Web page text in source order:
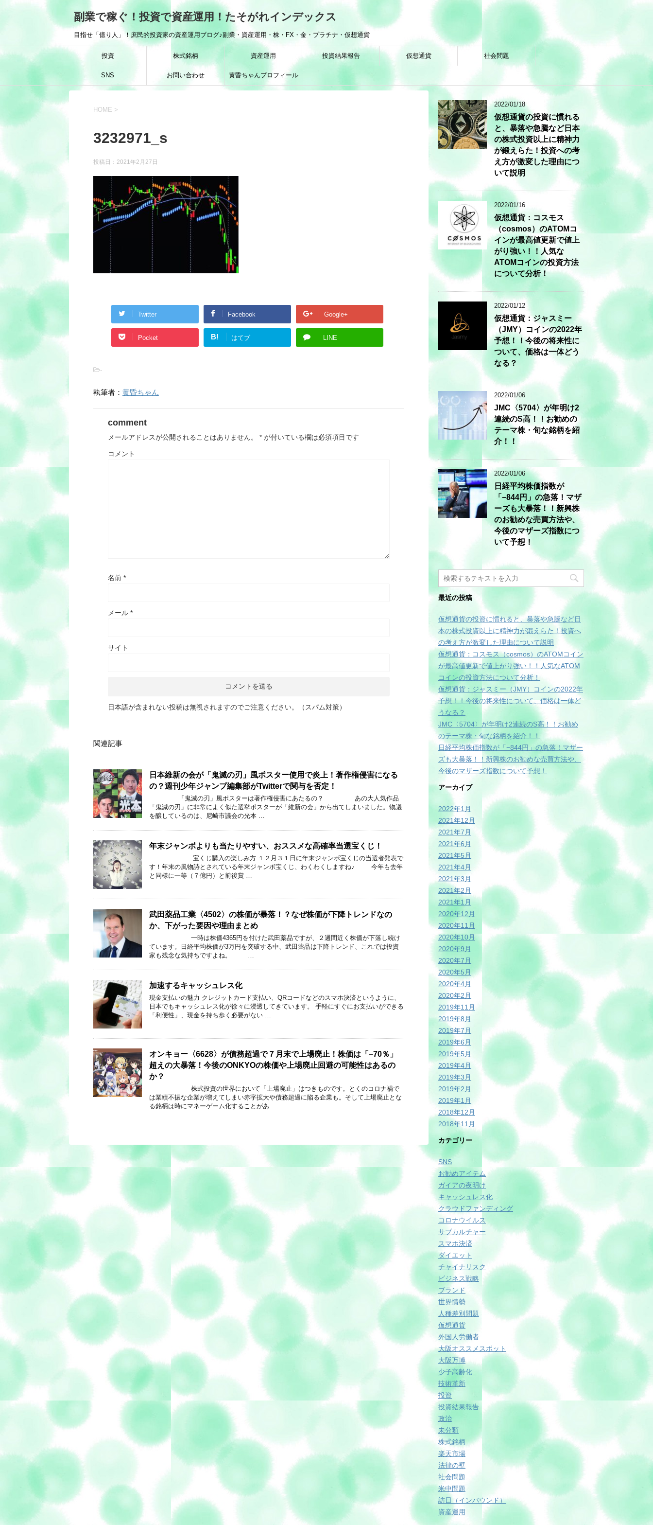
副業で稼ぐ！投資で資産運用！たそがれインデックス
目指せ「億り人」！庶民的投資家の資産運用ブログ♪副業・資産運用・株・FX・金・プラチナ・仮想通貨
投資 株式銘柄 資産運用 投資結果報告 仮想通貨 社会問題
SNS お問い合わせ 黄昏ちゃんプロフィール
HOME >
3232971_s
投稿日： 2021年2月27日
Twitter Facebook Google+
Pocket B! はてブ LINE
-
執筆者： 黄昏ちゃん
comment
メールアドレスが公開されることはありません。 * が付いている欄は必須項目です
コメント
名前 *
メール *
サイト
日本語が含まれない投稿は無視されますのでご注意ください。（スパム対策）
関連記事
日本維新の会が「鬼滅の刃」風ポスター使用で炎上！著作権侵害になる
の？週刊少年ジャンプ編集部がTwitterで関与を否定！
「鬼滅の刃」風ポスターは著作権侵害にあたるの？ あの大人気作品
「鬼滅の刃」に非常によく似た選挙ポスターが「維新の会」から出てしまいました。物議
を醸しているのは、尼崎市議会の光本 …
年末ジャンボよりも当たりやすい、おススメな高確率当選宝くじ！
宝くじ購入の楽しみ方 １２月３１日に年末ジャンボ宝くじの当選者発表で
す！年末の風物詩とされている年末ジャンボ宝くじ、わくわくしますね♪ 今年も去年
と同様に一等（７億円）と前後賞 …
武田薬品工業〈4502〉の株価が暴落！？なぜ株価が下降トレンドなの
か、下がった要因や理由まとめ
一時は株価4365円を付けた武田薬品ですが、２週間近く株価が下落し続け
ています。日経平均株価が3万円を突破する中、武田薬品は下降トレンド、これでは投資
家も残念な気持ちですよね。 …
加速するキャッシュレス化
現金支払いの魅力 クレジットカード支払い、QRコードなどのスマホ決済というように、
日本でもキャッシュレス化が徐々に浸透してきています。 手軽にすぐにお支払いができる
「利便性」、現金を持ち歩く必要がない …
オンキョー〈6628〉が債務超過で７月末で上場廃止！株価は「−70％」
超えの大暴落！今後のONKYOの株価や上場廃止回避の可能性はあるの
か？
株式投資の世界において「上場廃止」はつきものです。とくのコロナ禍で
は業績不振な企業が増えてしまい赤字拡大や債務超過に陥る企業も。そして上場廃止とな
る銘柄は時にマネーゲーム化することがあ …
2022/01/18
仮想通貨の投資に慣れる
と、暴落や急騰など日本
の株式投資以上に精神力
が鍛えらた！投資への考
え方が激変した理由につ
いて説明
2022/01/16
仮想通貨：コスモス
（cosmos）のATOMコ
インが最高値更新で値上
がり強い！！人気な
ATOMコインの投資方法
について分析！
2022/01/12
仮想通貨：ジャスミー
（JMY）コインの2022年
予想！！今後の将来性に
ついて、価格は一体どう
なる？
2022/01/06
JMC〈5704〉が年明け2
連続のS高！！お勧めの
テーマ株・旬な銘柄を紹
介！！
2022/01/06
日経平均株価指数が
「−844円」の急落！マザ
ーズも大暴落！！新興株
のお勧めな売買方法や、
今後のマザーズ指数につ
いて予想！
最近の投稿
仮想通貨の投資に慣れると、暴落や急騰など日
本の株式投資以上に精神力が鍛えらた！投資へ
の考え方が激変した理由について説明
仮想通貨：コスモス（cosmos）のATOMコイン
が最高値更新で値上がり強い！！人気なATOM
コインの投資方法について分析！
仮想通貨：ジャスミー（JMY）コインの2022年
予想！！今後の将来性について、価格は一体ど
うなる？
JMC〈5704〉が年明け2連続のS高！！お勧め
のテーマ株・旬な銘柄を紹介！！
日経平均株価指数が「−844円」の急落！マザー
ズも大暴落！！新興株のお勧めな売買方法や、
今後のマザーズ指数について予想！
アーカイブ
2022年1月
2021年12月
2021年7月
2021年6月
2021年5月
2021年4月
2021年3月
2021年2月
2021年1月
2020年12月
2020年11月
2020年10月
2020年9月
2020年7月
2020年5月
2020年4月
2020年2月
2019年11月
2019年8月
2019年7月
2019年6月
2019年5月
2019年4月
2019年3月
2019年2月
2019年1月
2018年12月
2018年11月
カテゴリー
SNS
お勧めアイテム
ガイアの夜明け
キャッシュレス化
クラウドファンディング
コロナウイルス
サブカルチャー
スマホ決済
ダイエット
チャイナリスク
ビジネス戦略
ブランド
世界情勢
人種差別問題
仮想通貨
外国人労働者
大阪オススメスポット
大阪万博
少子高齢化
技術革新
投資
投資結果報告
政治
未分類
株式銘柄
楽天市場
法律の壁
社会問題
米中問題
訪日（インバウンド）
資産運用